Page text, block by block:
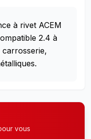
à rivet ACEM
2.4 à
vous